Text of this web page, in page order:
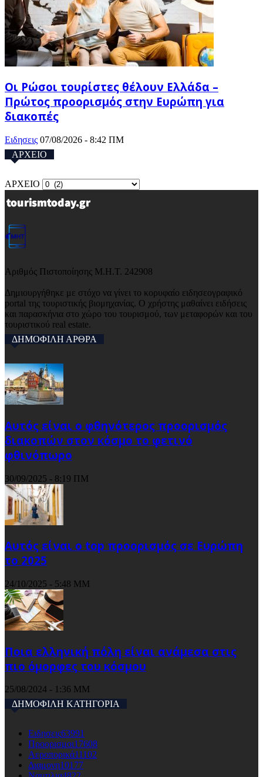
Οι Ρώσοι τουρίστες θέλουν Ελλάδα –
Πρώτος προορισμός στην Ευρώπη για
διακοπές
Ειδησεις 07/08/2026 - 8:42 ΠΜ
ΑΡΧΕΙΟ
ΑΡΧΕΙΟ
Αριθμός Πιστοποίησης Μ.Η.Τ. 242908
Δημιουργήθηκε με στόχο να γίνει το κορυφαίο ειδησεογραφικό
portal της τουριστικής βιομηχανίας. Ο χρήστης μαθαίνει ειδήσεις
και παρασκήνια στο χώρο του τουρισμού, των μεταφορών και του
τουριστικού real estate.
ΔΗΜΟΦΙΛΗ ΑΡΘΡΑ
Αυτός είναι ο φθηνότερος προορισμός
διακοπών στον κόσμο το φετινό
φθινόπωρο
30/09/2025 - 8:19 ΠΜ
Αυτός είναι ο top προορισμός σε Ευρώπη
το 2025
24/10/2025 - 5:48 ΜΜ
Ποια ελληνική πόλη είναι ανάμεσα στις
πιο όμορφες του κόσμου
25/08/2024 - 1:36 ΜΜ
ΔΗΜΟΦΙΛΗ ΚΑΤΗΓΟΡΙΑ
Ειδησεις63991
Προορισμοι17608
Αεροπορικά11102
Διαμονη10177